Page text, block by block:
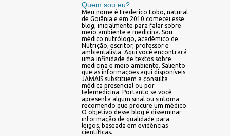
Quem sou eu?
Meu nome é Frederico Lobo, natural
de Goiânia e em 2010 comecei esse
blog, inicialmente para falar sobre
meio ambiente e medicina. Sou
médico nutrólogo, acadêmico de
Nutrição, escritor, professor e
ambientalista. Aqui você encontrará
uma infinidade de textos sobre
medicina e meio ambiente. Saliento
que as informações aqui disponíveis
JAMAIS substituem a consulta
médica presencial ou por
telemedicina. Portanto se você
apresenta algum sinal ou sintoma
recomendo que procure um médico.
O objetivo desse blog é disseminar
informação de qualidade para
leigos, baseada em evidências
científicas.